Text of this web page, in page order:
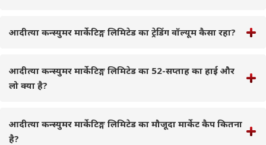
आदीत्या कन्स्युमर मार्केटिङ्ग लिमिटेड का ट्रेडिंग वॉल्यूम कैसा रहा?
आदीत्या कन्स्युमर मार्केटिङ्ग लिमिटेड का 52-सप्ताह का हाई और
लो क्या है?
आदीत्या कन्स्युमर मार्केटिङ्ग लिमिटेड का मौजूदा मार्केट कैप कितना
है?